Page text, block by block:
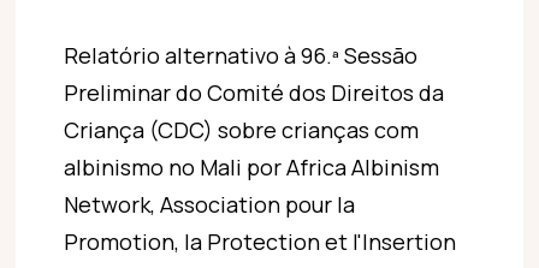
Relatório alternativo à 96.ª Sessão
Preliminar do Comité dos Direitos da
Criança (CDC) sobre crianças com
albinismo no Mali por Africa Albinism
Network, Association pour la
Promotion, la Protection et l'Insertion